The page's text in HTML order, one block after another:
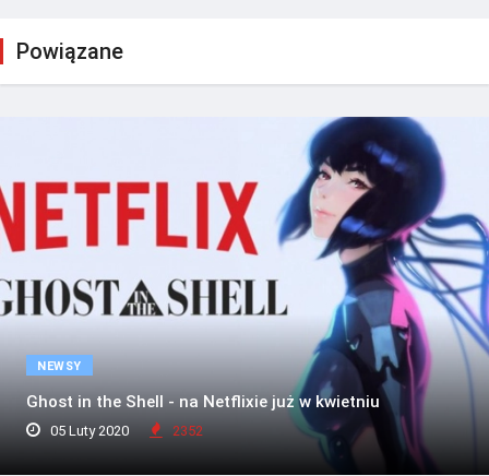
Powiązane
NEWSY
Ghost in the Shell - na Netflixie już w kwietniu
05 Luty 2020 2352